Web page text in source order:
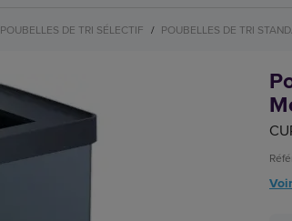
POUBELLES DE TRI SÉLECTIF / POUBELLES DE TRI